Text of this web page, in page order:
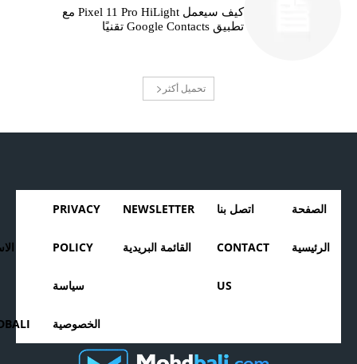
كيف سيعمل Pixel 11 Pro HiLight مع
تطبيق Google Contacts تقنيًا
تحميل أكثر
الصفحة
الرئيسية
اتصل بنا
CONTACT
US
NEWSLETTER
القائمة البريدية
PRIVACY
POLICY
سياسة
الخصوصية